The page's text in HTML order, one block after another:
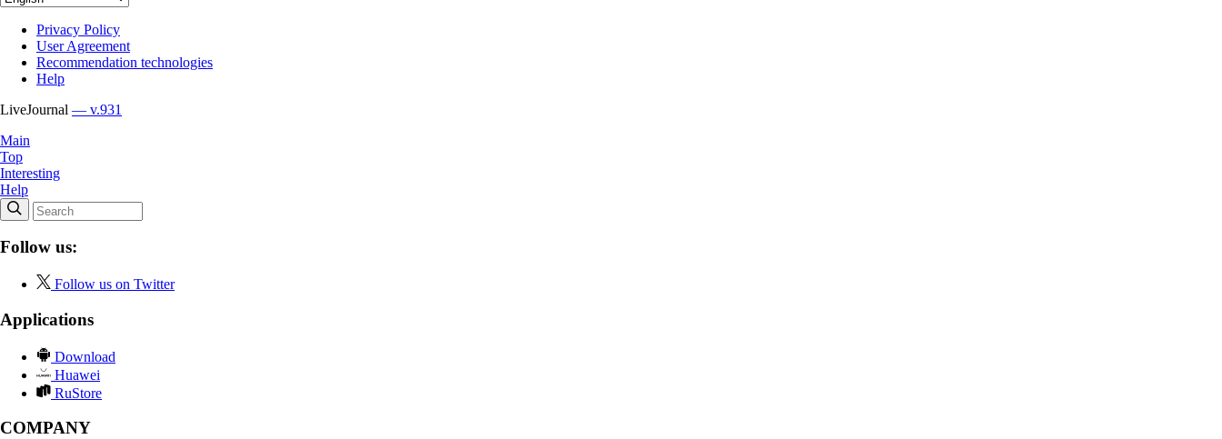
Privacy Policy
User Agreement
Recommendation technologies
Help
LiveJournal — v.931
Main
Top
Interesting
Help
Follow us:
Follow us on Twitter
Applications
Download
Huawei
RuStore
COMPANY